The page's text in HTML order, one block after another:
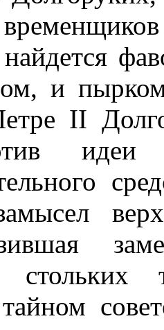
и
II
идеи